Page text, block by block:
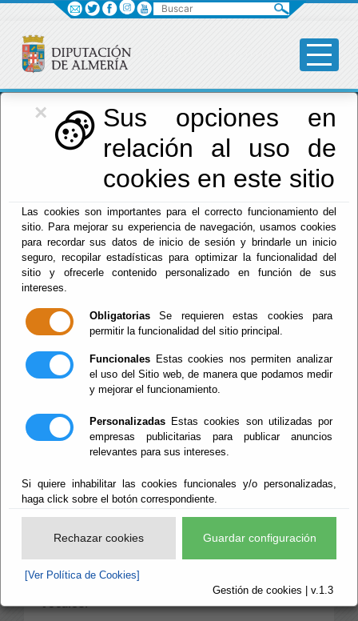
×
Sus opciones en
relación al uso de
cookies en este sitio
Las cookies son importantes para el correcto funcionamiento del
sitio. Para mejorar su experiencia de navegación, usamos cookies
para recordar sus datos de inicio de sesión y brindarle un inicio
seguro, recopilar estadísticas para optimizar la funcionalidad del
sitio y ofrecerle contenido personalizado en función de sus
intereses.
Obligatorias Se requieren estas cookies para
permitir la funcionalidad del sitio principal.
Funcionales Estas cookies nos permiten analizar
el uso del Sitio web, de manera que podamos medir
y mejorar el funcionamiento.
Personalizadas Estas cookies son utilizadas por
empresas publicitarias para publicar anuncios
relevantes para sus intereses.
Si quiere inhabilitar las cookies funcionales y/o personalizadas,
haga click sobre el botón correspondiente.
Rechazar cookies Guardar configuración
[Ver Política de Cookies]
Gestión de cookies | v.1.3
Diputación
Menú Diputación
CONTRATACIÓN
COMPOSICIÓN
MESAS DE
CONTRATACIÓN
MESA DE CONTRATACIÓN DE BIENES Y
SERVICIOS:
establezca otra composición)
El Diputado Delegado del Área de Personal y
Régimen Interior o persona que legalmente le
sustituya
Vocales:
Buscar